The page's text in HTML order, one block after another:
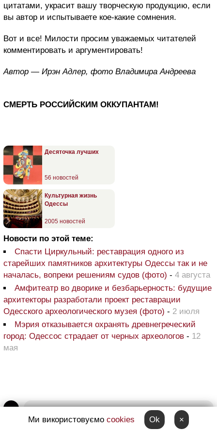
цитатами, украсит вашу творческую продукцию, если
вы автор и испытываете кое-какие сомнения.
Вот и все! Милости просим уважаемых читателей
комментировать и аргументировать!
Автор — Ирэн Адлер, фото Владимира Андреева
СМЕРТЬ РОССИЙСКИМ ОККУПАНТАМ!
Десяточка лучших
56 новостей
Культурная жизнь
Одессы
2005 новостей
Новости по этой теме:
Спасти Циркульный: реставрация одного из
старейших памятников архитектуры Одессы так и не
началась, вопреки решениям судов (фото) - 4 августа
Амфитеатр во дворике и безбарьерность: будущие
архитекторы разработали проект реставрации
Одесского археологического музея (фото) - 2 июля
Мэрия отказывается охранять древнегреческий
город: Одессос страдает от черных археологов - 12
мая
17 фев, 17:20
+8
Ми використовуємо cookies Ok ×